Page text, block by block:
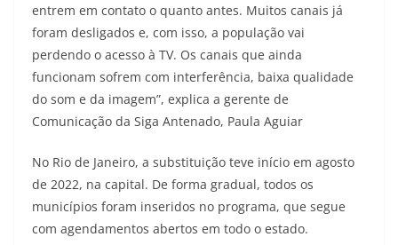
entrem em contato o quanto antes. Muitos canais já
foram desligados e, com isso, a população vai
perdendo o acesso à TV. Os canais que ainda
funcionam sofrem com interferência, baixa qualidade
do som e da imagem”, explica a gerente de
Comunicação da Siga Antenado, Paula Aguiar
No Rio de Janeiro, a substituição teve início em agosto
de 2022, na capital. De forma gradual, todos os
municípios foram inseridos no programa, que segue
com agendamentos abertos em todo o estado.